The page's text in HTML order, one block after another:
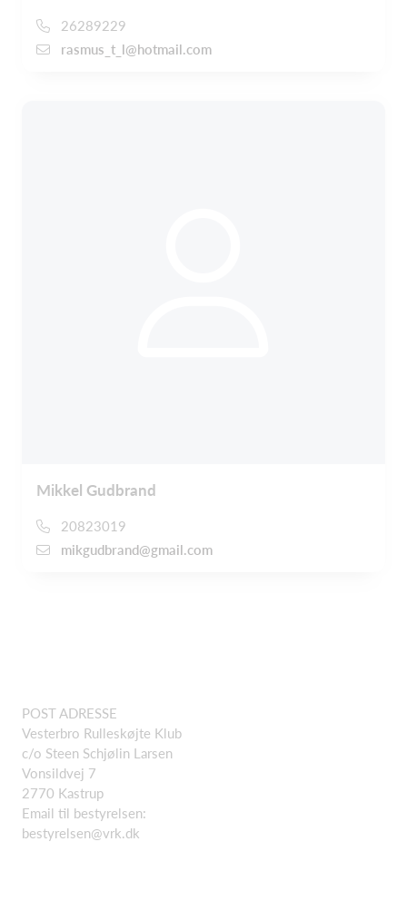
26289229
rasmus_t_l@hotmail.com
Mikkel Gudbrand
20823019
mikgudbrand@gmail.com
POST ADRESSE
Vesterbro Rulleskøjte Klub
c/o Steen Schjølin Larsen
Vonsildvej 7
2770 Kastrup
Email til bestyrelsen:
bestyrelsen@vrk.dk